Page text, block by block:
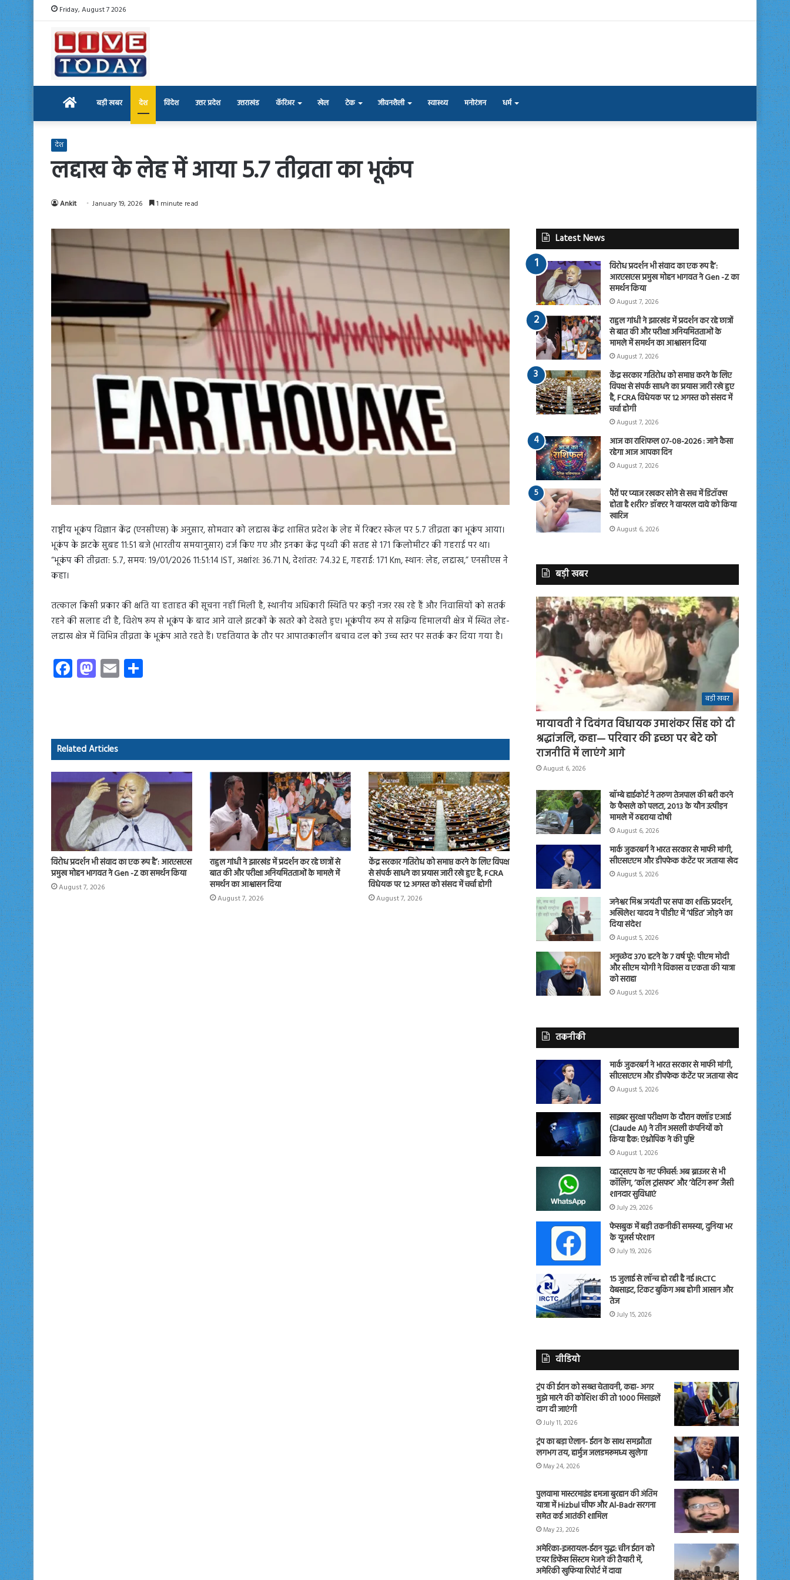
Friday, August 7 2026
Home बड़ी खबर देश विदेश उत्तर प्रदेश उत्तराखंड कॅरिअर खेल टेक जीवनशैली स्वास्थ्य मनोरंजन धर्म
देश
लद्दाख के लेह में आया 5.7 तीव्रता का भूकंप
Ankit January 19, 2026 1 minute read
राष्ट्रीय भूकंप विज्ञान केंद्र (एनसीएस) के अनुसार, सोमवार को लद्दाख केंद्र शासित प्रदेश के लेह में रिक्टर स्केल पर 5.7 तीव्रता का भूकंप आया।
भूकंप के झटके सुबह 11:51 बजे (भारतीय समयानुसार) दर्ज किए गए और इनका केंद्र पृथ्वी की सतह से 171 किलोमीटर की गहराई पर था।
“भूकंप की तीव्रता: 5.7, समय: 19/01/2026 11:51:14 IST, अक्षांश: 36.71 N, देशांतर: 74.32 E, गहराई: 171 Km, स्थान: लेह, लद्दाख,” एनसीएस ने
कहा।
तत्काल किसी प्रकार की क्षति या हताहत की सूचना नहीं मिली है, स्थानीय अधिकारी स्थिति पर कड़ी नजर रख रहे हैं और निवासियों को सतर्क
रहने की सलाह दी है, विशेष रूप से भूकंप के बाद आने वाले झटकों के खतरे को देखते हुए। भूकंपीय रूप से सक्रिय हिमालयी क्षेत्र में स्थित लेह-
लद्दाख क्षेत्र में विभिन्न तीव्रता के भूकंप आते रहते हैं। एहतियात के तौर पर आपातकालीन बचाव दल को उच्च स्तर पर सतर्क कर दिया गया है।
Fa
ce
ok
M
as
o
n
E
m
Related Articles
विरोध प्रदर्शन भी संवाद का एक रूप है’: आरएसएस
प्रमुख मोहन भागवत ने Gen -Z का समर्थन किया
August 7, 2026
राहुल गांधी ने झारखंड में प्रदर्शन कर रहे छात्रों से
बात की और परीक्षा अनियमितताओं के मामले में
समर्थन का आश्वासन दिया
August 7, 2026
केंद्र सरकार गतिरोध को समाप्त करने के लिए विपक्ष
से संपर्क साधने का प्रयास जारी रखे हुए है, FCRA
विधेयक पर 12 अगस्त को संसद में चर्चा होगी
August 7, 2026
Latest News
विरोध प्रदर्शन भी संवाद का एक रूप है’:
आरएसएस प्रमुख मोहन भागवत ने Gen -Z का
समर्थन किया
August 7, 2026
राहुल गांधी ने झारखंड में प्रदर्शन कर रहे छात्रों
से बात की और परीक्षा अनियमितताओं के
मामले में समर्थन का आश्वासन दिया
August 7, 2026
केंद्र सरकार गतिरोध को समाप्त करने के लिए
विपक्ष से संपर्क साधने का प्रयास जारी रखे हुए
है, FCRA विधेयक पर 12 अगस्त को संसद में
चर्चा होगी
August 7, 2026
आज का राशिफल 07-08-2026 : जाने कैसा
रहेगा आज आपका दिन
August 7, 2026
पैरों पर प्याज रखकर सोने से सच में डिटॉक्स
होता है शरीर? डॉक्टर ने वायरल दावे को किया
खारिज
August 6, 2026
बड़ी खबर
बड़ी खबर
मायावती ने दिवंगत विधायक उमाशंकर सिंह को दी
श्रद्धांजलि, कहा— परिवार की इच्छा पर बेटे को
राजनीति में लाएंगे आगे
August 6, 2026
बॉम्बे हाईकोर्ट ने तरुण तेजपाल की बरी करने
के फैसले को पलटा, 2013 के यौन उत्पीड़न
मामले में ठहराया दोषी
August 6, 2026
मार्क जुकरबर्ग ने भारत सरकार से माफी मांगी,
सीएसएएम और डीपफेक कंटेंट पर जताया खेद
August 5, 2026
जनेश्वर मिश्र जयंती पर सपा का शक्ति प्रदर्शन,
अखिलेश यादव ने पीडीए में ‘पंडित’ जोड़ने का
दिया संदेश
August 5, 2026
अनुच्छेद 370 हटने के 7 वर्ष पूरे: पीएम मोदी
और सीएम योगी ने विकास व एकता की यात्रा
को सराहा
August 5, 2026
तकनीकी
मार्क जुकरबर्ग ने भारत सरकार से माफी मांगी,
सीएसएएम और डीपफेक कंटेंट पर जताया खेद
August 5, 2026
साइबर सुरक्षा परीक्षण के दौरान क्लॉड एआई
(Claude AI) ने तीन असली कंपनियों को
किया हैक: एंथ्रोपिक ने की पुष्टि
August 1, 2026
व्हाट्सएप के नए फीचर्स: अब ब्राउजर से भी
कॉलिंग, ‘कॉल ट्रांसफर’ और ‘वेटिंग रूम’ जैसी
शानदार सुविधाएं
July 29, 2026
फेसबुक में बड़ी तकनीकी समस्या, दुनिया भर
के यूजर्स परेशान
July 19, 2026
15 जुलाई से लॉन्च हो रही है नई IRCTC
वेबसाइट, टिकट बुकिंग अब होगी आसान और
तेज
July 15, 2026
वीडियो
ट्रंप की ईरान को सख्त चेतावनी, कहा- अगर
मुझे मारने की कोशिश की तो 1000 मिसाइलें
दाग दी जाएंगी
July 11, 2026
ट्रंप का बड़ा ऐलान- ईरान के साथ समझौता
लगभग तय, हार्मुज जलडमरूमध्य खुलेगा
May 24, 2026
पुलवामा मास्टरमाइंड हमजा बुरहान की अंतिम
यात्रा में Hizbul चीफ और Al-Badr सरगना
समेत कई आतंकी शामिल
May 23, 2026
अमेरिका-इजरायल-ईरान युद्ध: चीन ईरान को
एयर डिफेंस सिस्टम भेजने की तैयारी में,
अमेरिकी खुफिया रिपोर्ट में दावा